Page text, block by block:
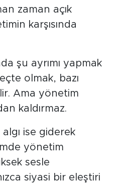
zaman açık
karşısında
şu ayrımı yapmak
olmak, bazı
Ama yönetim
kaldırmaz.
ise giderek
yönetim
sesle
siyasi bir eleştiri